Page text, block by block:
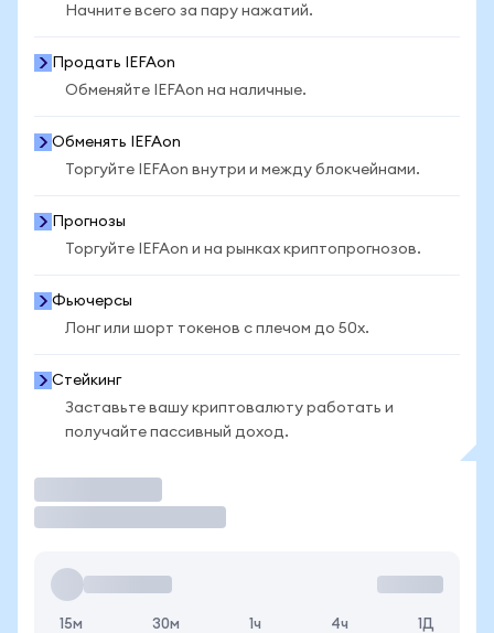
Начните всего за пару нажатий.
Продать IEFAon
Обменяйте IEFAon на наличные.
Обменять IEFAon
Торгуйте IEFAon внутри и между блокчейнами.
Прогнозы
Торгуйте IEFAon и на рынках криптопрогнозов.
Фьючерсы
Лонг или шорт токенов с плечом до 50x.
Стейкинг
Заставьте вашу криптовалюту работать и
получайте пассивный доход.
15м 30м 1ч 4ч 1Д